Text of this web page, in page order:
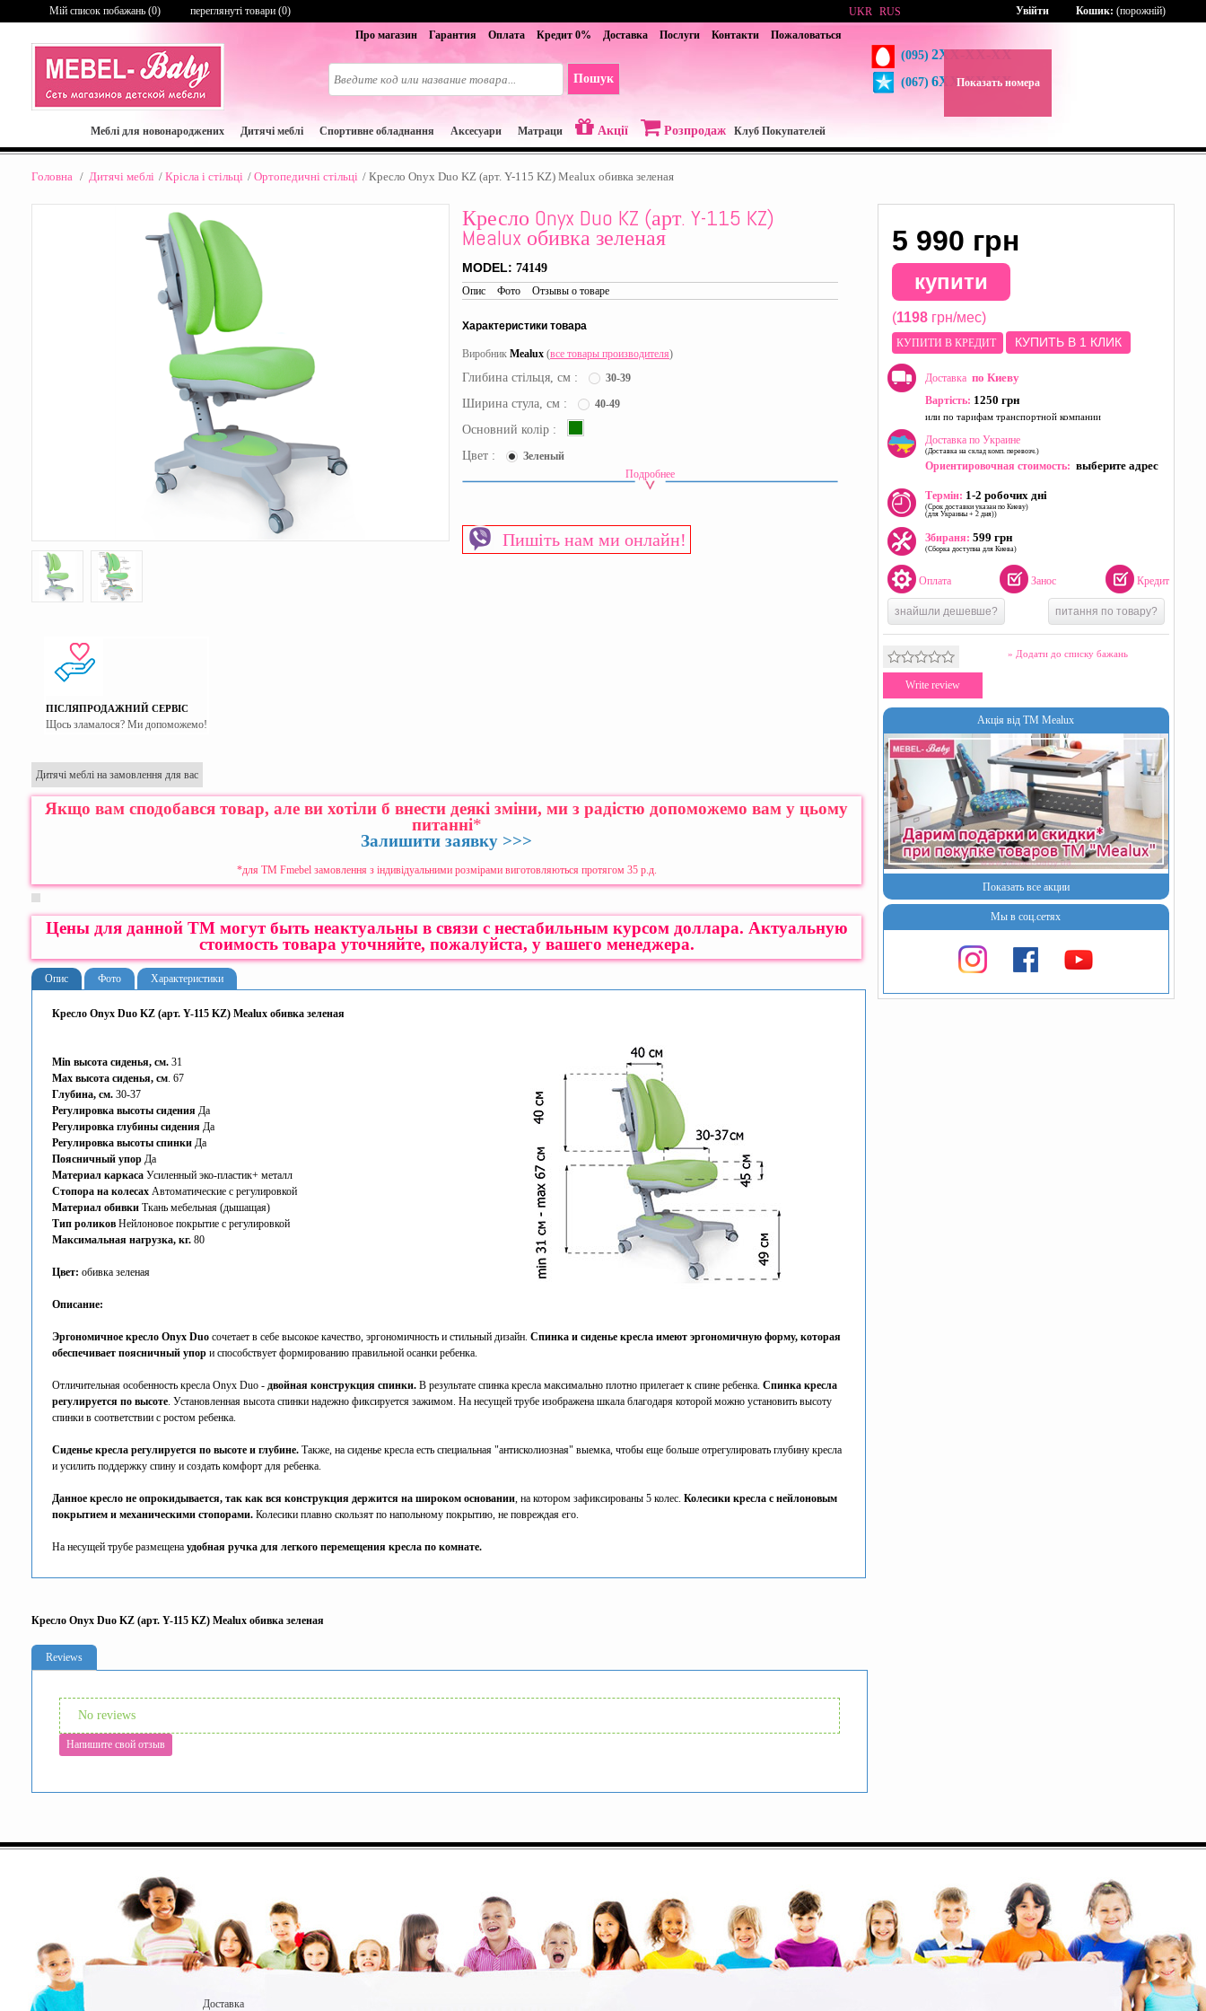
Про магазин Гарантия Оплата Кредит 0% Доставка Послуги Контакти Пожаловаться
(095) 2XX-XX-XX
(067) 6XX-XX-XX
Показать номера
UKR RUS
Мій список побажань (0) переглянуті товари (0) Кошик: (порожній)
Увійти
Меблі для новонароджених Дитячі меблі Cпортивне обладнання Aксесуари Матраци Акції Розпродаж Клуб Покупателей
Головна / Дитячі меблі / Крісла і стільці / Ортопедичні стільці / Кресло Onyx Duo KZ (арт. Y-115 KZ) Mealux обивка зеленая
Кресло Onyx Duo KZ (арт. Y-115 KZ)
Mealux обивка зеленая
MODEL: 74149
Опис Фото Отзывы о товаре
Характеристики товара
Виробник Mealux (все товары производителя)
Глибина стільця, см : 30-39
Ширина стула, см : 40-49
Основний колір :
Цвет :
Зеленый
Срок доставки 1-2 робочих дні
Материал изготовления:
Обивочный материал Ткань
Подробнее
Пишіть нам ми онлайн!
ПІСЛЯПРОДАЖНИЙ СЕРВІС
Щось зламалося? Ми допоможемо!
Дитячі меблі на замовлення для вас
Якщо вам сподобався товар, але ви хотіли б внести деякі зміни, ми з радістю допоможемо вам у цьому
питанні*
Залишити заявку >>>
*для ТМ Fmebel замовлення з індивідуальними розмірами виготовляються протягом 35 р.д.
Цены для данной ТМ могут быть неактуальны в связи с нестабильным курсом доллара. Актуальную
стоимость товара уточняйте, пожалуйста, у вашего менеджера.
Опис Фото Характеристики
Кресло Onyx Duo KZ (арт. Y-115 KZ) Mealux обивка зеленая
Min высота сиденья, см. 31
Max высота сиденья, см. 67
Глубина, см. 30-37
Регулировка высоты сидения Да
Регулировка глубины сидения Да
Регулировка высоты спинки Да
Поясничный упор Да
Материал каркаса Усиленный эко-пластик+ металл
Стопора на колесах Автоматические с регулировкой
Материал обивки Ткань мебельная (дышащая)
Тип роликов Нейлоновое покрытие с регулировкой
Максимальная нагрузка, кг. 80
Цвет: обивка зеленая
Описание:
Эргономичное кресло Onyx Duo сочетает в себе высокое качество, эргономичность и стильный дизайн. Спинка и сиденье кресла имеют эргономичную форму, которая
обеспечивает поясничный упор и способствует формированию правильной осанки ребенка.
Отличительная особенность кресла Onyx Duo - двойная конструкция спинки. В результате спинка кресла максимально плотно прилегает к спине ребенка. Спинка кресла
регулируется по высоте. Установленная высота спинки надежно фиксируется зажимом. На несущей трубе изображена шкала благодаря которой можно установить высоту
спинки в соответствии с ростом ребенка.
Сиденье кресла регулируется по высоте и глубине. Также, на сиденье кресла есть специальная "антисколиозная" выемка, чтобы еще больше отрегулировать глубину кресла
и усилить поддержку спину и создать комфорт для ребенка.
Данное кресло не опрокидывается, так как вся конструкция держится на широком основании, на котором зафиксированы 5 колес. Колесики кресла с нейлоновым
покрытием и механическими стопорами. Колесики плавно скользят по напольному покрытию, не повреждая его.
На несущей трубе размещена удобная ручка для легкого перемещения кресла по комнате.
Кресло Onyx Duo KZ (арт. Y-115 KZ) Mealux обивка зеленая
Reviews
No reviews
Напишите свой отзыв
5 990 грн
купити
(1198грн/мес)
КУПИТИ В КРЕДИТ КУПИТЬ В 1 КЛИК
Доставка по Киеву
Вартість: 1250 грн
или по тарифам транспортной компании
Доставка по Украине
(Доставка на склад комп. перевозч.)
Ориентировочная стоимость: выберите адрес
Термін: 1-2 робочих дні
(Срок доставки указан по Киеву)
(для Украины + 2 дня))
Збираня: 599 грн
(Сборка доступна для Киева)
Оплата Занос Кредит
знайшли дешевше? питання по товару?
» Додати до списку бажань
Write review
Акція від ТМ Mealux
Показать все акции
Мы в соц.сетях
Доставка